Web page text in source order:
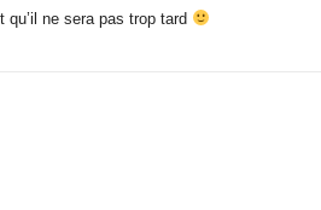
ne sera pas trop tard